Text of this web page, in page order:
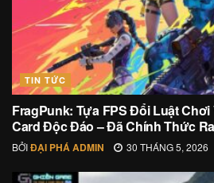
TIN TỨC
FragPunk: Tựa FPS Đổi Luật
Card Độc Đáo – Đã Chính Thức
BỞIĐẠI PHÁ ADMIN 30 THÁNG 5, 2026